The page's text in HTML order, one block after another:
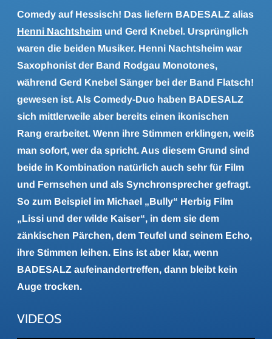
Comedy auf Hessisch! Das liefern BADESALZ alias
Henni Nachtsheim und Gerd Knebel. Ursprünglich
waren die beiden Musiker. Henni Nachtsheim war
Saxophonist der Band Rodgau Monotones,
während Gerd Knebel Sänger bei der Band Flatsch!
gewesen ist. Als Comedy-Duo haben BADESALZ
sich mittlerweile aber bereits einen ikonischen
Rang erarbeitet. Wenn ihre Stimmen erklingen, weiß
man sofort, wer da spricht. Aus diesem Grund sind
beide in Kombination natürlich auch sehr für Film
und Fernsehen und als Synchronsprecher gefragt.
So zum Beispiel im Michael „Bully“ Herbig Film
„Lissi und der wilde Kaiser“, in dem sie dem
zänkischen Pärchen, dem Teufel und seinem Echo,
ihre Stimmen leihen. Eins ist aber klar, wenn
BADESALZ aufeinandertreffen, dann bleibt kein
Auge trocken.
VIDEOS